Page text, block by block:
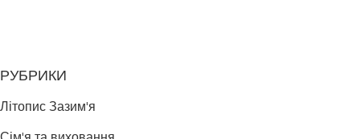
РУБРИКИ
Літопис Зазим'я